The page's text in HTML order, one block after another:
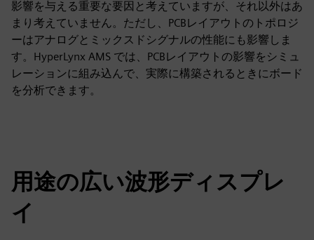
影響を与える重要な要因と考えていますが、それ以外はあ
まり考えていません。ただし、PCBレイアウトのトポロジ
ーはアナログとミックスドシグナルの性能にも影響しま
す。HyperLynx AMS では、PCBレイアウトの影響をシミュ
レーションに組み込んで、実際に構築されるときにボード
を分析できます。
用途の広い波形ディスプレ
イ